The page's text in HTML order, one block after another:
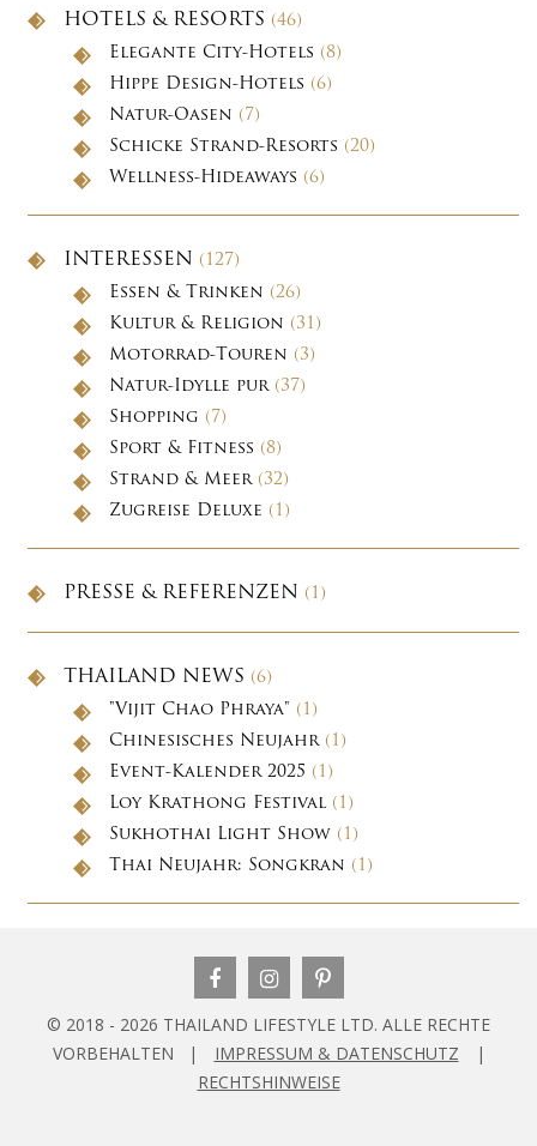
HOTELS & RESORTS (46)
Elegante City-Hotels (8)
Hippe Design-Hotels (6)
Natur-Oasen (7)
Schicke Strand-Resorts (20)
Wellness-Hideaways (6)
INTERESSEN (127)
Essen & Trinken (26)
Kultur & Religion (31)
Motorrad-Touren (3)
Natur-Idylle pur(37)
Shopping (7)
Sport & Fitness (8)
Strand & Meer(32)
Zugreise Deluxe (1)
PRESSE & REFERENZEN (1)
THAILAND NEWS (6)
"Vijit Chao Phraya" (1)
Chinesisches Neujahr(1)
Event-Kalender 2025 (1)
Loy Krathong Festival (1)
Sukhothai Light Show (1)
Thai Neujahr: Songkran (1)
© 2018 - 2026 THAILAND LIFESTYLE LTD. ALLE RECHTE
VORBEHALTEN |
IMPRESSUM & DATENSCHUTZ
|
RECHTSHINWEISE